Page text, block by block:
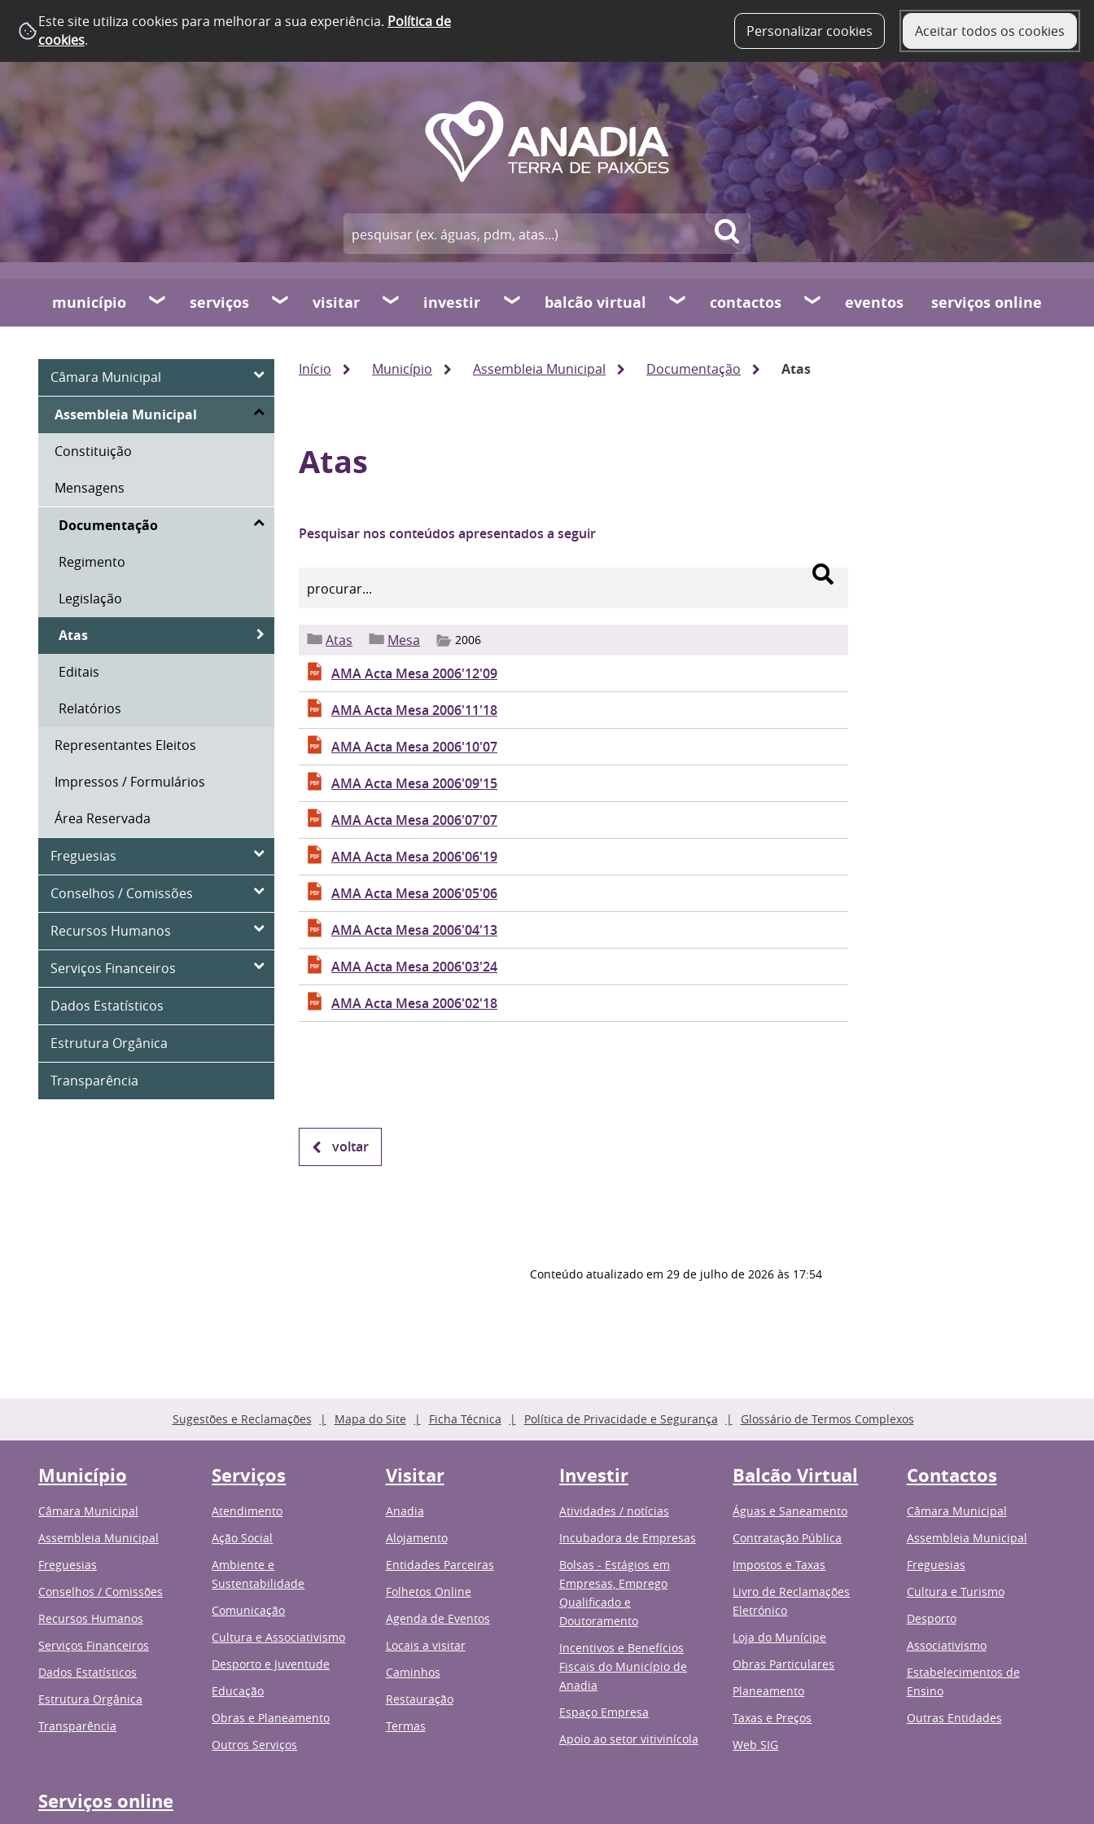
Este site utiliza cookies para melhorar a sua experiência. Política de
cookies. Personalizar cookies Aceitar todos os cookies
município serviços visitar investir balcão virtual contactos eventos serviços online
Câmara Municipal
Assembleia Municipal
Constituição
Mensagens
Documentação
Regimento
Legislação
Atas
Editais
Relatórios
Representantes Eleitos
Impressos / Formulários
Área Reservada
Freguesias
Conselhos / Comissões
Recursos Humanos
Serviços Financeiros
Dados Estatísticos
Estrutura Orgânica
Transparência
Início Município Assembleia Municipal Documentação Atas
Atas
Pesquisar nos conteúdos apresentados a seguir
Atas Mesa 2006
AMA Acta Mesa 2006'12'09
AMA Acta Mesa 2006'11'18
AMA Acta Mesa 2006'10'07
AMA Acta Mesa 2006'09'15
AMA Acta Mesa 2006'07'07
AMA Acta Mesa 2006'06'19
AMA Acta Mesa 2006'05'06
AMA Acta Mesa 2006'04'13
AMA Acta Mesa 2006'03'24
AMA Acta Mesa 2006'02'18
voltar
Conteúdo atualizado em 29 de julho de 2026 às 17:54
Sugestões e Reclamações Mapa do Site Ficha Técnica Política de Privacidade e Segurança Glossário de Termos Complexos
Município
Câmara Municipal
Assembleia Municipal
Freguesias
Conselhos / Comissões
Recursos Humanos
Serviços Financeiros
Dados Estatísticos
Estrutura Orgânica
Transparência
Serviços
Atendimento
Ação Social
Ambiente e
Sustentabilidade
Comunicação
Cultura e Associativismo
Desporto e Juventude
Educação
Obras e Planeamento
Outros Serviços
Visitar
Anadia
Alojamento
Entidades Parceiras
Folhetos Online
Agenda de Eventos
Locais a visitar
Caminhos
Restauração
Termas
Investir
Atividades / notícias
Incubadora de Empresas
Bolsas - Estágios em
Empresas, Emprego
Qualificado e
Doutoramento
Incentivos e Benefícios
Fiscais do Município de
Anadia
Espaço Empresa
Apoio ao setor vitivinícola
Balcão Virtual
Águas e Saneamento
Contratação Pública
Impostos e Taxas
Livro de Reclamações
Eletrónico
Loja do Munícipe
Obras Particulares
Planeamento
Taxas e Preços
Web SIG
Contactos
Câmara Municipal
Assembleia Municipal
Freguesias
Cultura e Turismo
Desporto
Associativismo
Estabelecimentos de
Ensino
Outras Entidades
Serviços online